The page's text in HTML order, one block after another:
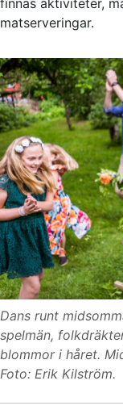
finnas aktiviteter,
matserveringar.
Dans runt
spelmän,
blommor i håret.
Foto: Erik Kilström.